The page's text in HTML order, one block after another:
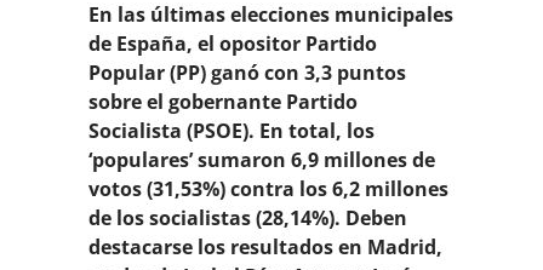
En las últimas elecciones municipales
de España, el opositor Partido
Popular (PP) ganó con 3,3 puntos
sobre el gobernante Partido
Socialista (PSOE). En total, los
‘populares’ sumaron 6,9 millones de
votos (31,53%) contra los 6,2 millones
de los socialistas (28,14%). Deben
destacarse los resultados en Madrid,